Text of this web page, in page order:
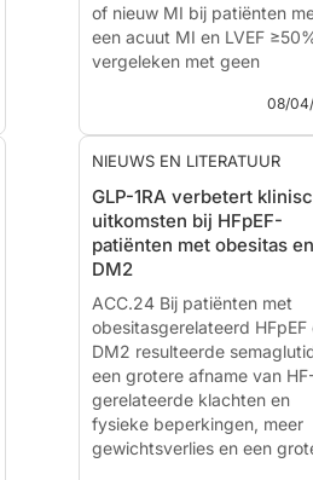
of nieuw MI bij patiënten
een acuut MI en LVEF
vergeleken met geen
Long-term Beta-blocker
Treatment After Acute
Preserved Left Ventricular
Ejection Fraction – The
AMI Trial
Nieuws - 8 apr. 2024
Gepresenteerd bij de
Scientific Ses...
08/
NIEUWS EN LITERATUUR
GLP-1RA verbetert
uitkomsten bij HFpEF-
patiënten met obesitas en
DM2
ACC.24 Bij patiënten met
obesitasgerelateerd HFpEF
DM2 resulteerde
een grotere afname van
gerelateerde klachten en
fysieke beperkingen, meer
gewichtsverlies en een